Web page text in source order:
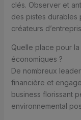
clés. Observer et
des pistes durables
créateurs
Quelle place pour
économiques ?
De nombreux
financière et
business florissant
environnemental